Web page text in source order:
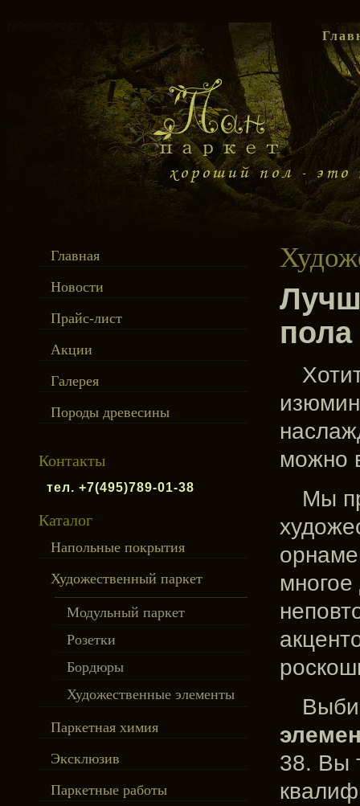
Главная
Новости
Прайс-лист
Акции
Галерея
Породы древесины
Контакты
тел. +7(495)789-01-38
Каталог
Напольные покрытия
Художественный паркет
Модульный паркет
Розетки
Бордюры
Художественные элементы
Паркетная химия
Эксклюзив
Паркетные работы
пола
можно
Мы
38. Вы